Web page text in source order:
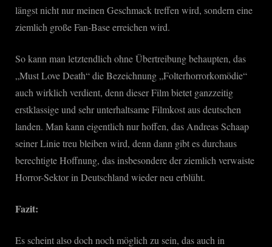
längst nicht nur meinen Geschmack treffen wird, sondern eine
ziemlich große Fan-Base erreichen wird.
So kann man letztendlich ohne Übertreibung behaupten, das
„Must Love Death“ die Bezeichnung „Folterhorrorkomödie“
auch wirklich verdient, denn dieser Film bietet ganzzeitig
erstklassige und sehr unterhaltsame Filmkost aus deutschen
landen. Man kann eigentlich nur hoffen, das Andreas Schaap
seiner Linie treu bleiben wird, denn dann gibt es durchaus
berechtigte Hoffnung, das insbesondere der ziemlich verwaiste
Horror-Sektor in Deutschland wieder neu erblüht.
Fazit:
Es scheint also doch noch möglich zu sein, das auch in